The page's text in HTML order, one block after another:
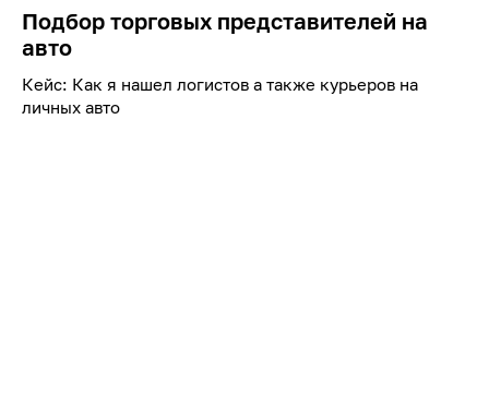
Подбор торговых представителей на
авто
Кейс: Как я нашел логистов а также курьеров на
личных авто